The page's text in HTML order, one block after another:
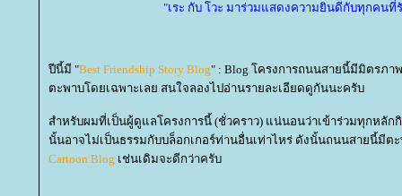
"เระ กับ โวะ มาร่วมแสดงความยินดีกับทุกคนที่
ปีนี้มี "Best Friendship Story Blog" : Blog โครงการถนนสายนี้มีมิตรภา
ตะพาบโดยเฉพาะเลย สนใจลองไปอ่านรายละเอียดดูกันนะครับ
สำหรับผมที่เป็นผู้ดูแลโครงการนี้ (ชั่วคราว) แน่นอนว่าเข้าร่วมทุกหลัก
นั้นอาจไม่เป็นธรรมกับบล็อกเกอร์ท่านอื่นเท่าไหร่ ดังนั้นถนนสายนี้มีต
Cartoon Blog เช่นเดิมจะดีกว่าครับ